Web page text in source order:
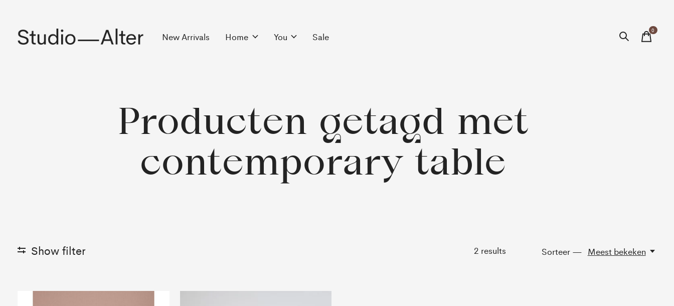
New Arrivals Home You Sale
0items
Producten getagd met
contemporary table
Show filter 2 results Sorteer — Meest bekeken